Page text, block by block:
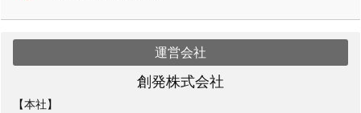
運営会社
創発株式会社
【本社】